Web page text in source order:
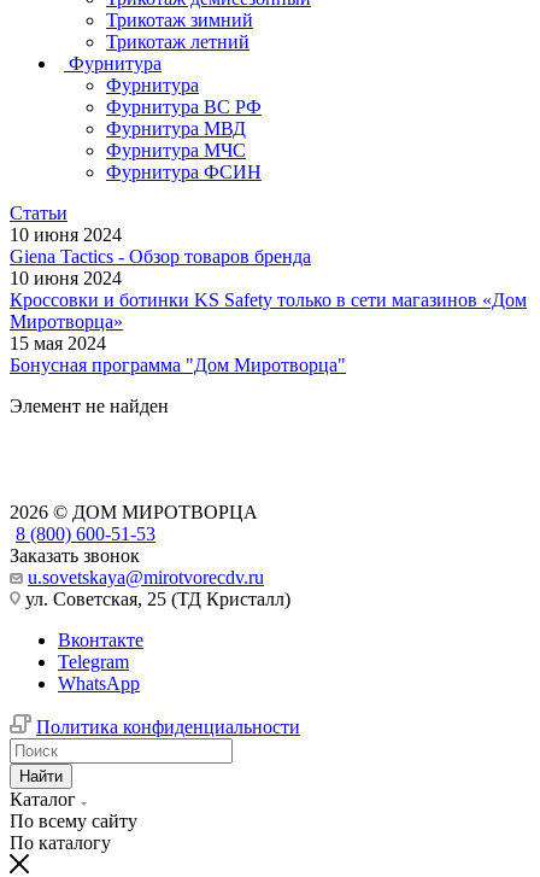
Трикотаж зимний
Трикотаж летний
Фурнитура
Фурнитура
Фурнитура ВС РФ
Фурнитура МВД
Фурнитура МЧС
Фурнитура ФСИН
Статьи
10 июня 2024
Giena Tactics - Обзор товаров бренда
10 июня 2024
Кроссовки и ботинки KS Safety только в сети магазинов «Дом
Миротворца»
15 мая 2024
Бонусная программа "Дом Миротворца"
Элемент не найден
2026 © ДОМ МИРОТВОРЦА
8 (800) 600-51-53
Заказать звонок
u.sovetskaya@mirotvorecdv.ru
ул. Советская, 25 (ТД Кристалл)
Вконтакте
Telegram
WhatsApp
Политика конфиденциальности
Найти
Каталог
По всему сайту
По каталогу